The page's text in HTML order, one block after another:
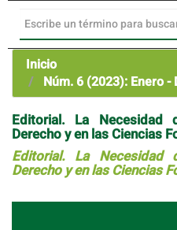
Inicio
Núm. 6 (2023): Enero -
Editorial. La
Derecho y en las Ciencias
Editorial. La
Derecho y en las Ciencias
Barra